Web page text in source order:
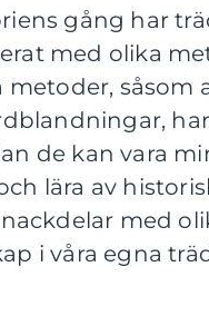
gång har
med olika
metoder, såsom
de kan vara
lära av
med
i våra egna